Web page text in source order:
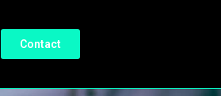
Contact